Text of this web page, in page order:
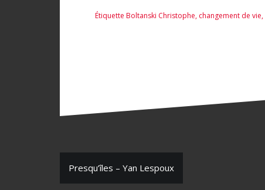
Michaël Prazan
Étiquette Boltanski Christophe, changement de vie,
N
Presqu’îles – Yan Lespoux